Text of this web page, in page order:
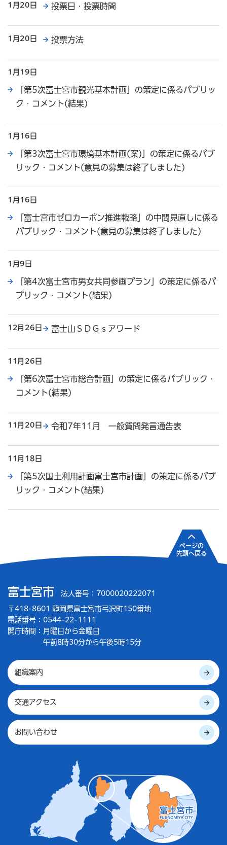
1月20日 投票日・投票時間
1月20日 投票方法
1月19日
「第5次富士宮市観光基本計画」の策定に係るパブリッ
ク・コメント(結果)
1月16日
「第3次富士宮市環境基本計画(案)」の策定に係るパブ
リック・コメント(意見の募集は終了しました)
1月16日
「富士宮市ゼロカーボン推進戦略」の中間見直しに係る
パブリック・コメント(意見の募集は終了しました)
1月9日
「第4次富士宮市男女共同参画プラン」の策定に係るパ
ブリック・コメント(結果)
12月26日 富士山ＳＤＧｓアワード
11月26日
「第6次富士宮市総合計画」の策定に係るパブリック・
コメント(結果)
11月20日 令和7年11月 一般質問発言通告表
11月18日
「第5次国土利用計画富士宮市計画」の策定に係るパブ
リック・コメント(結果)
富士宮市 法人番号：7000020222071
〒418-8601 静岡県富士宮市弓沢町150番地
電話番号：0544-22-1111
開庁時間： 月曜日から金曜日
午前8時30分から午後5時15分
組織案内
交通アクセス
お問い合わせ
ページの
先頭へ戻る